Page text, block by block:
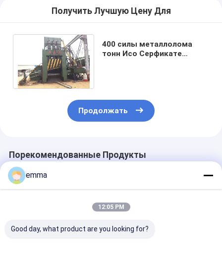
Получить Лучшую Цену Для
400 силы металлолома
тонн Исо Серфикате
Продолжать
Порекомендованные Продукты
emma
12:05 PM
Good day, what product are you looking for?